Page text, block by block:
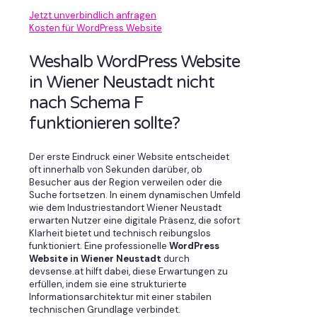
Jetzt unverbindlich anfragen
Kosten für WordPress Website
Weshalb WordPress Website
in Wiener Neustadt nicht
nach Schema F
funktionieren sollte?
Der erste Eindruck einer Website entscheidet
oft innerhalb von Sekunden darüber, ob
Besucher aus der Region verweilen oder die
Suche fortsetzen. In einem dynamischen Umfeld
wie dem Industriestandort Wiener Neustadt
erwarten Nutzer eine digitale Präsenz, die sofort
Klarheit bietet und technisch reibungslos
funktioniert. Eine professionelle WordPress
Website in Wiener Neustadt durch
devsense.at hilft dabei, diese Erwartungen zu
erfüllen, indem sie eine strukturierte
Informationsarchitektur mit einer stabilen
technischen Grundlage verbindet.